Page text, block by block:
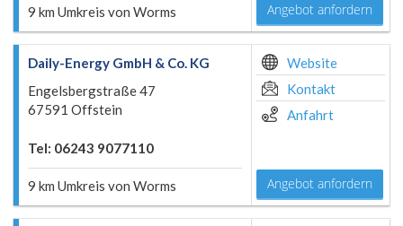
9 km Umkreis von Worms Angebot anfordern
Daily-Energy GmbH & Co. KG
Engelsbergstraße 47
67591 Offstein
Tel: 06243 9077110
9 km Umkreis von Worms
Website
Kontakt
Anfahrt
Angebot anfordern